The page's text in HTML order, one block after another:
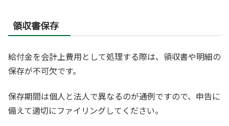
領収書保存
給付金を会計上費用として処理する際は、領収書や明細の
保存が不可欠です。
保存期間は個人と法人で異なるのが通例ですので、申告に
備えて適切にファイリングしてください。